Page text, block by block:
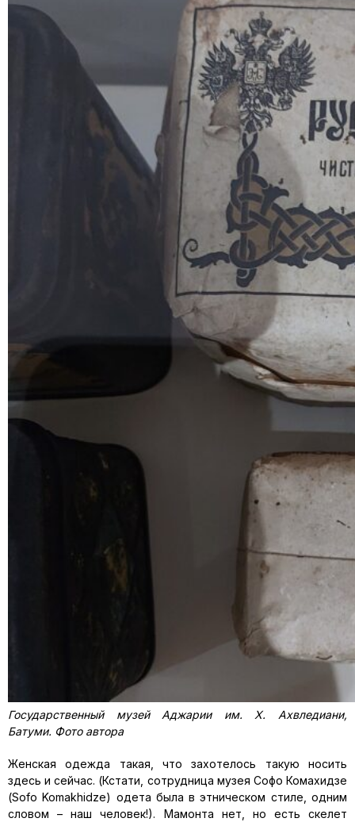
Государственный музей Аджарии им. Х. Ахвледиани,
Батуми. Фото автора
Женская одежда такая, что захотелось такую носить
здесь и сейчас. (Кстати, сотрудница музея Софо Комахидзе
(Sofo Komakhidze) одета была в этническом стиле, одним
словом – наш человек!). Мамонта нет, но есть скелет